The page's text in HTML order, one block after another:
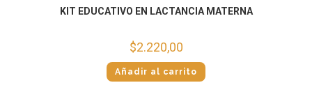
KIT EDUCATIVO EN LACTANCIA MATERNA
$2.220,00
Añadir al carrito